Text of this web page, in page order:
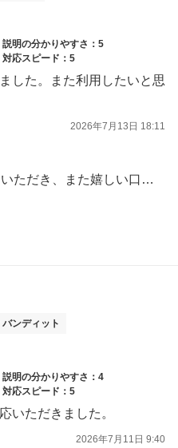
説明の分かりやすさ：5
対応スピード：5
した。また利用したいと思
2026年7月13日 18:11
この度は楽天車検をご利用いただき、また嬉しい口コミをありがとうございます。『とても親切に対応していただきました』とのお言葉をいただき、スタッフ一同大変励みになります。今後もお客様に安心してご利用いただけるよう、親切で丁寧な対応を心がけてまいります。またのご利用を心よりお待ちしております。
ンディット
説明の分かりやすさ：4
対応スピード：5
いただきました。
2026年7月11日 9:40